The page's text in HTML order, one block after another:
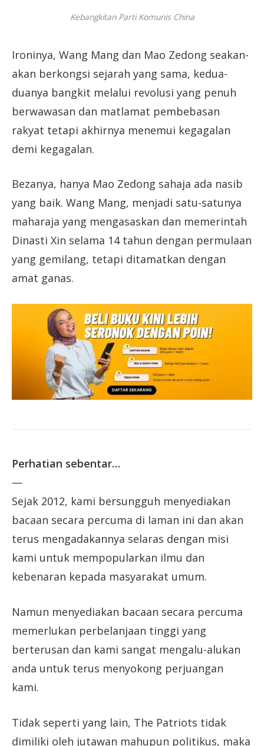
Kebangkitan Parti Komunis China
Ironinya, Wang Mang dan Mao Zedong seakan-
akan berkongsi sejarah yang sama, kedua-
duanya bangkit melalui revolusi yang penuh
berwawasan dan matlamat pembebasan
rakyat tetapi akhirnya menemui kegagalan
demi kegagalan.
Bezanya, hanya Mao Zedong sahaja ada nasib
yang baik. Wang Mang, menjadi satu-satunya
maharaja yang mengasaskan dan memerintah
Dinasti Xin selama 14 tahun dengan permulaan
yang gemilang, tetapi ditamatkan dengan
amat ganas.
Perhatian sebentar…
—
Sejak 2012, kami bersungguh menyediakan
bacaan secara percuma di laman ini dan akan
terus mengadakannya selaras dengan misi
kami untuk mempopularkan ilmu dan
kebenaran kepada masyarakat umum.
Namun menyediakan bacaan secara percuma
memerlukan perbelanjaan tinggi yang
berterusan dan kami sangat mengalu-alukan
anda untuk terus menyokong perjuangan
kami.
Tidak seperti yang lain, The Patriots tidak
dimiliki oleh jutawan mahupun politikus, maka